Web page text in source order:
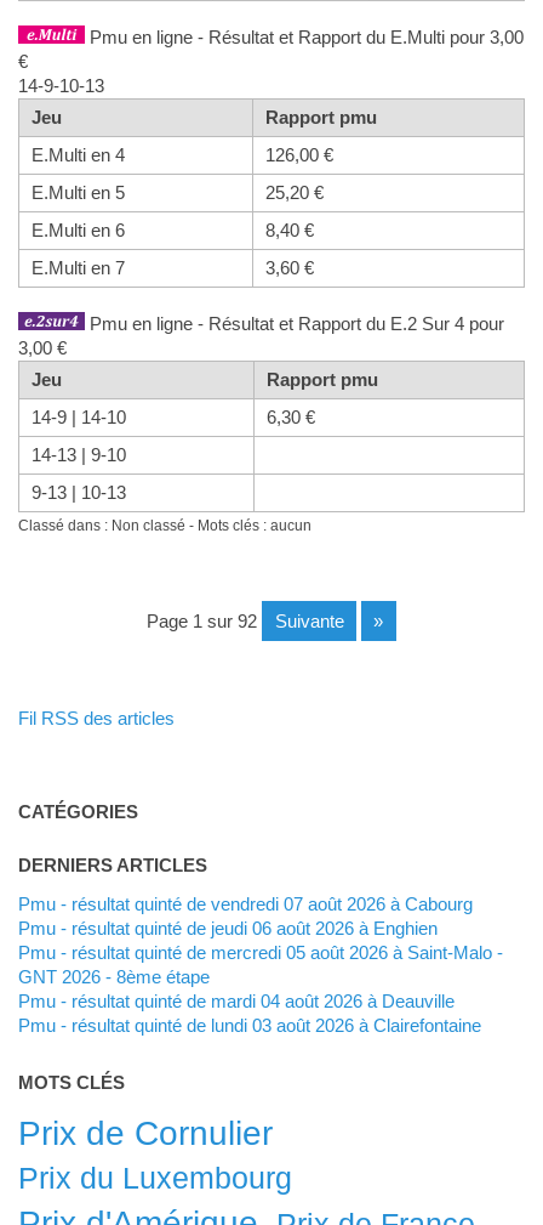
Pmu en ligne - Résultat et Rapport du E.Multi pour 3,00
€
14-9-10-13
Jeu
Rapport pmu
E.Multi en 4
126,00 €
E.Multi en 5
25,20 €
E.Multi en 6
8,40 €
E.Multi en 7
3,60 €
Pmu en ligne - Résultat et Rapport du E.2 Sur 4 pour
3,00 €
Jeu
Rapport pmu
14-9 | 14-10
6,30 €
14-13 | 9-10
9-13 | 10-13
Classé dans : Non classé - Mots clés : aucun
page 1 sur 92 suivante »
Fil RSS des articles
CATÉGORIES
DERNIERS ARTICLES
Pmu - résultat quinté de vendredi 07 août 2026 à Cabourg
Pmu - résultat quinté de jeudi 06 août 2026 à Enghien
Pmu - résultat quinté de mercredi 05 août 2026 à Saint-Malo -
GNT 2026 - 8ème étape
Pmu - résultat quinté de mardi 04 août 2026 à Deauville
Pmu - résultat quinté de lundi 03 août 2026 à Clairefontaine
MOTS CLÉS
Prix de Cornulier
Prix du Luxembourg